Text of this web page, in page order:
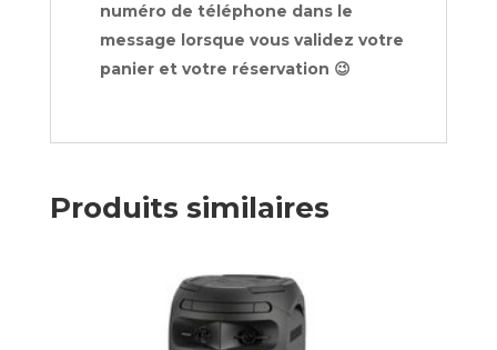
numéro de téléphone dans le
message lorsque vous validez votre
panier et votre réservation 😉
Produits similaires